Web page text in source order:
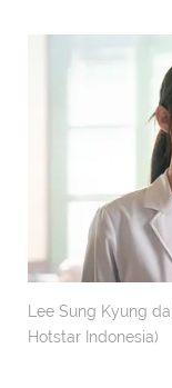
Lee Sung Kyung
Hotstar Indonesia)